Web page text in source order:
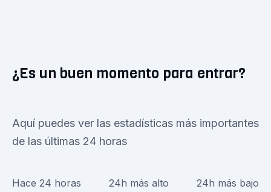
¿Es un buen momento para entrar?
Aquí puedes ver las estadísticas más importantes
de las últimas 24 horas
Hace 24 horas 24h más alto 24h más bajo